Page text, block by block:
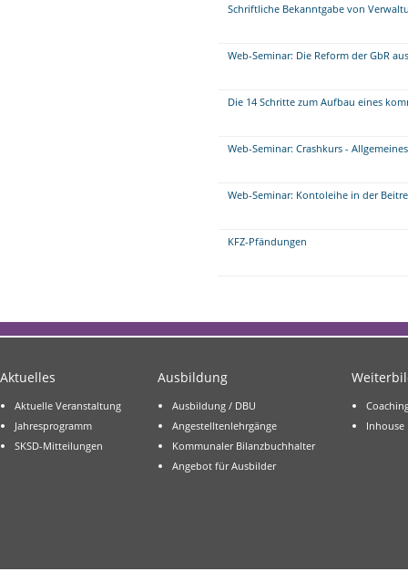
Schriftliche Bekanntgabe von
Web-Seminar: Die Reform der GbR
Die 14 Schritte zum Aufbau eines
Web-Seminar: Crashkurs -
Web-Seminar: Kontoleihe in der
KFZ-Pfändungen
Aktuelles
Aktuelle Veranstaltung
Jahresprogramm
SKSD-Mitteilungen
Ausbildung
Ausbildung / DBU
Angestelltenlehrgänge
Kommunaler Bilanzbuchhalter
Angebot für Ausbilder
Inhouse